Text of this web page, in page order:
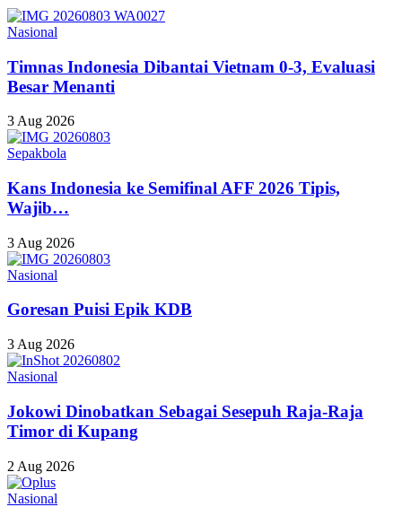
Nasional
Timnas Indonesia Dibantai Vietnam 0-3, Evaluasi
Besar Menanti
3 Aug 2026
Sepakbola
Kans Indonesia ke Semifinal AFF 2026 Tipis,
Wajib…
3 Aug 2026
Nasional
Goresan Puisi Epik KDB
3 Aug 2026
Nasional
Jokowi Dinobatkan Sebagai Sesepuh Raja-Raja
Timor di Kupang
2 Aug 2026
Nasional